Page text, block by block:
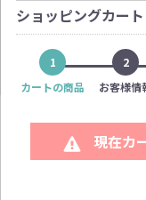
ショッピングカート
1
カートの商品
2
お客様情
現在カ